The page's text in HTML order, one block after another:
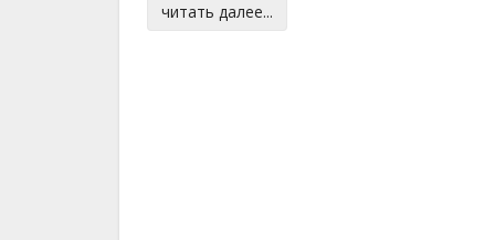
читать далее...